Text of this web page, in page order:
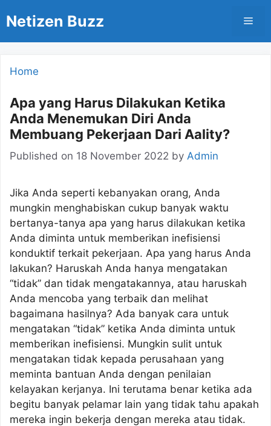
Netizen Buzz
Home
Apa yang Harus Dilakukan Ketika
Anda Menemukan Diri Anda
Membuang Pekerjaan Dari Aality?
Published on 18 November 2022 by Admin
Jika Anda seperti kebanyakan orang, Anda
mungkin menghabiskan cukup banyak waktu
bertanya-tanya apa yang harus dilakukan ketika
Anda diminta untuk memberikan inefisiensi
konduktif terkait pekerjaan. Apa yang harus Anda
lakukan? Haruskah Anda hanya mengatakan
“tidak” dan tidak mengatakannya, atau haruskah
Anda mencoba yang terbaik dan melihat
bagaimana hasilnya? Ada banyak cara untuk
mengatakan “tidak” ketika Anda diminta untuk
memberikan inefisiensi. Mungkin sulit untuk
mengatakan tidak kepada perusahaan yang
meminta bantuan Anda dengan penilaian
kelayakan kerjanya. Ini terutama benar ketika ada
begitu banyak pelamar lain yang tidak tahu apakah
mereka ingin bekerja dengan mereka atau tidak.